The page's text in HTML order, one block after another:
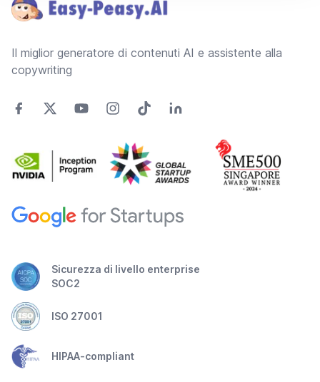
Il miglior generatore di contenuti AI e assistente alla
copywriting
Sicurezza di livello enterprise
SOC2
ISO 27001
HIPAA-compliant